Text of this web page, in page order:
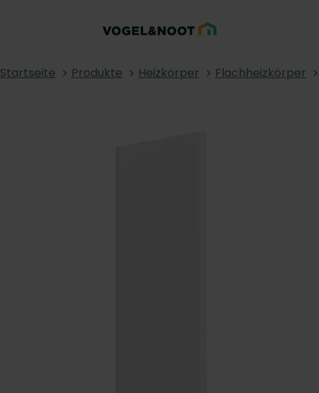
Startseite Produkte Heizkörper Flachheizkörper